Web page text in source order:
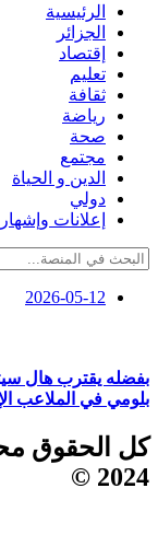
الرئيسية
الجزائر
إقتصاد
تعليم
ثقافة
رياضة
صحة
مجتمع
الدين و الحياة
دولي
إعلانات وإشهار
2026-05-12
بفضله يقترب هال
بلومي في الملاعب
كل الحقوق
2024 ©